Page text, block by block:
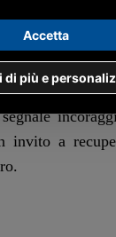
in cui
crescente,
della
La loro
invito a
di più e
Accetta